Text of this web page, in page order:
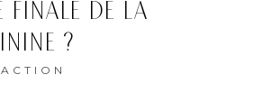
FINALE DE LA
?